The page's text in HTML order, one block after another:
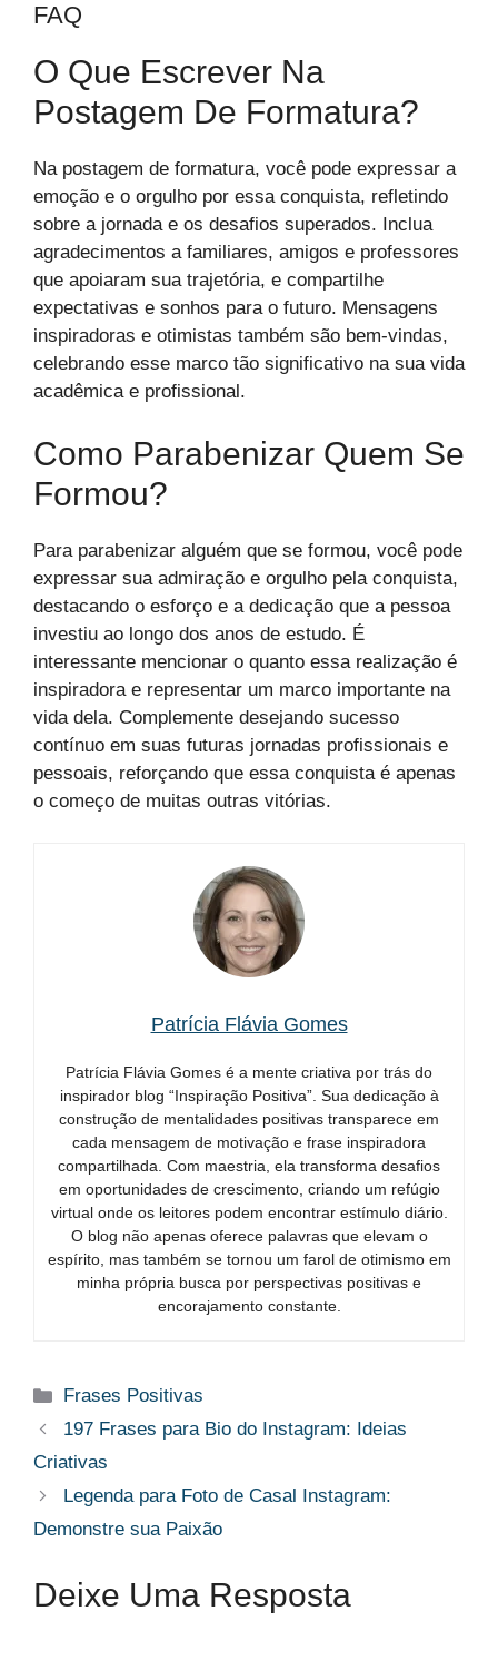
FAQ
O Que Escrever Na
Postagem De Formatura?
Na postagem de formatura, você pode expressar a
emoção e o orgulho por essa conquista, refletindo
sobre a jornada e os desafios superados. Inclua
agradecimentos a familiares, amigos e professores
que apoiaram sua trajetória, e compartilhe
expectativas e sonhos para o futuro. Mensagens
inspiradoras e otimistas também são bem-vindas,
celebrando esse marco tão significativo na sua vida
acadêmica e profissional.
Como Parabenizar Quem Se
Formou?
Para parabenizar alguém que se formou, você pode
expressar sua admiração e orgulho pela conquista,
destacando o esforço e a dedicação que a pessoa
investiu ao longo dos anos de estudo. É
interessante mencionar o quanto essa realização é
inspiradora e representar um marco importante na
vida dela. Complemente desejando sucesso
contínuo em suas futuras jornadas profissionais e
pessoais, reforçando que essa conquista é apenas
o começo de muitas outras vitórias.
Patrícia Flávia Gomes
Patrícia Flávia Gomes é a mente criativa por trás do
inspirador blog “Inspiração Positiva”. Sua dedicação à
construção de mentalidades positivas transparece em
cada mensagem de motivação e frase inspiradora
compartilhada. Com maestria, ela transforma desafios
em oportunidades de crescimento, criando um refúgio
virtual onde os leitores podem encontrar estímulo diário.
O blog não apenas oferece palavras que elevam o
espírito, mas também se tornou um farol de otimismo em
minha própria busca por perspectivas positivas e
encorajamento constante.
Categorias
Frases Positivas
197 Frases para Bio do Instagram: Ideias
Criativas
Legenda para Foto de Casal Instagram:
Demonstre sua Paixão
Deixe Uma Resposta